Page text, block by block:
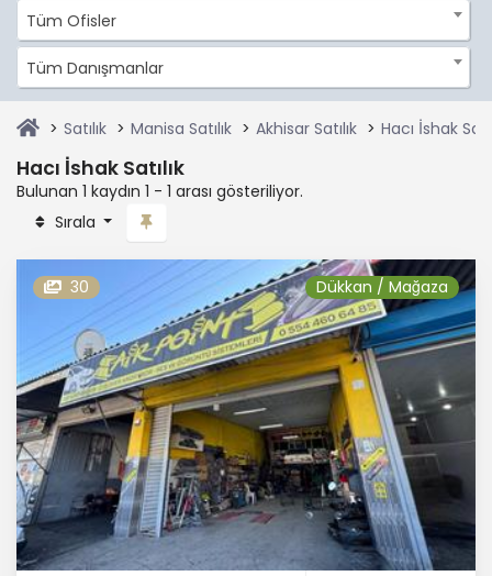
Tüm Ofisler
Tüm Danışmanlar
Satılık Manisa Satılık Akhisar Satılık Hacı İshak
Hacı İshak Satılık
Bulunan 1 kaydın 1 - 1 arası gösteriliyor.
Sırala
30 Dükkan / Mağaza